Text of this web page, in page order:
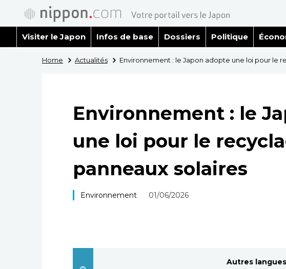
Visiter le Japon Infos de base Dossiers Politique
Home Actualités Environnement : le Japon adopte une loi pour le
Environnement : le
une loi pour le
panneaux solaires
Environnement 01/06/2026
Autres langues